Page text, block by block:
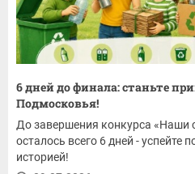
6 дней до финала: станьте
Подмосковья!
До завершения конкурса «Наши
осталось всего 6 дней - успейте
историей!